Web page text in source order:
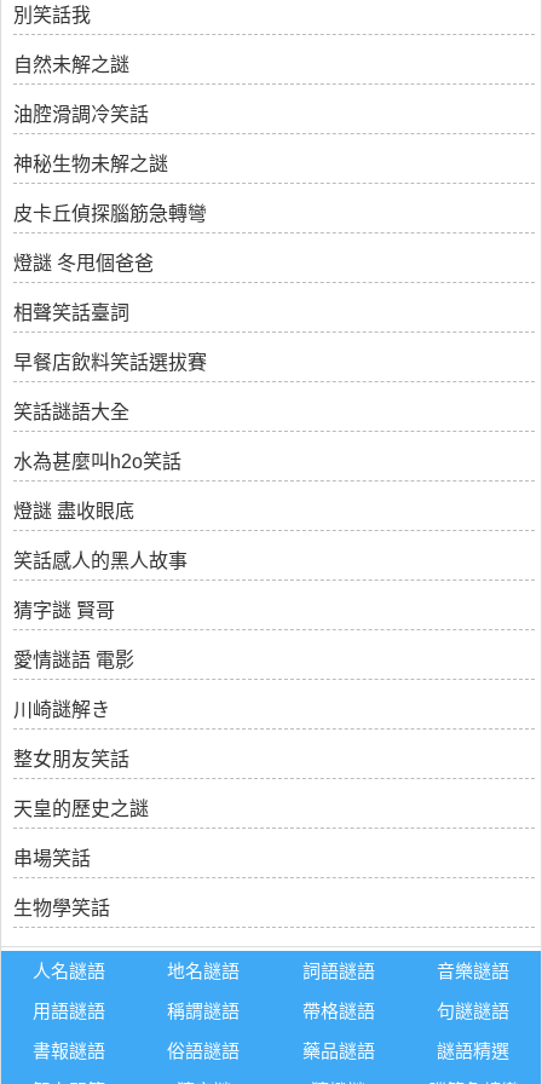
別笑話我
自然未解之謎
油腔滑調冷笑話
神秘生物未解之謎
皮卡丘偵探腦筋急轉彎
燈謎 冬甩個爸爸
相聲笑話臺詞
早餐店飲料笑話選拔賽
笑話謎語大全
水為甚麼叫h2o笑話
燈謎 盡收眼底
笑話感人的黑人故事
猜字謎 賢哥
愛情謎語 電影
川崎謎解き
整女朋友笑話
天皇的歷史之謎
串場笑話
生物學笑話
人名謎語 地名謎語 詞語謎語
音樂謎語
用語謎語
稱謂謎語 帶格謎語
句謎謎語
書報謎語
俗語謎語 藥品謎語
謎語精選